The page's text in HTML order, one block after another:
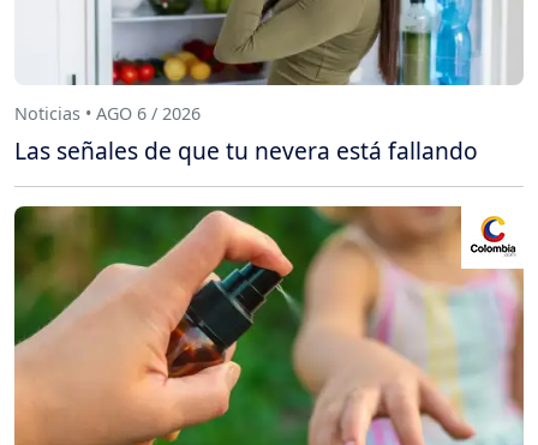
Noticias • AGO 6 / 2026
Las señales de que tu nevera está fallando